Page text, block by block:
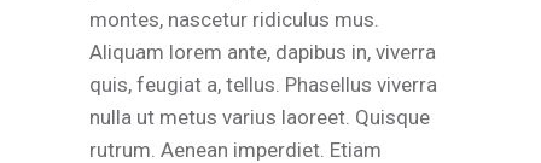
montes, nascetur ridiculus mus.
Aliquam lorem ante, dapibus in, viverra
quis, feugiat a, tellus. Phasellus viverra
nulla ut metus varius laoreet. Quisque
rutrum. Aenean imperdiet. Etiam